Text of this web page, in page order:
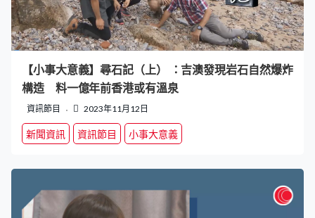
【小事大意義】尋石記（上） ：吉澳發現岩石自然爆炸
構造 料一億年前香港或有溫泉
資訊節目 2023年11月12日
新聞資訊 資訊節目 小事大意義